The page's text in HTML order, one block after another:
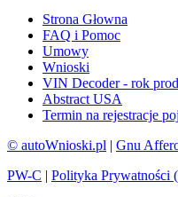
Strona Głowna
FAQ i Pomoc
Umowy
Wnioski
VIN Decoder - rok
Abstract USA
Termin na rejestracje
© autoWnioski.pl | Gnu
PW-C | Polityka Prywatności